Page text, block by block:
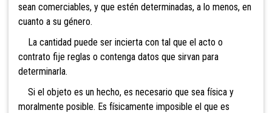
sean comerciables, y que estén determinadas, a lo menos, en
cuanto a su género.
La cantidad puede ser incierta con tal que el acto o
contrato fije reglas o contenga datos que sirvan para
determinarla.
Si el objeto es un hecho, es necesario que sea física y
moralmente posible. Es físicamente imposible el que es